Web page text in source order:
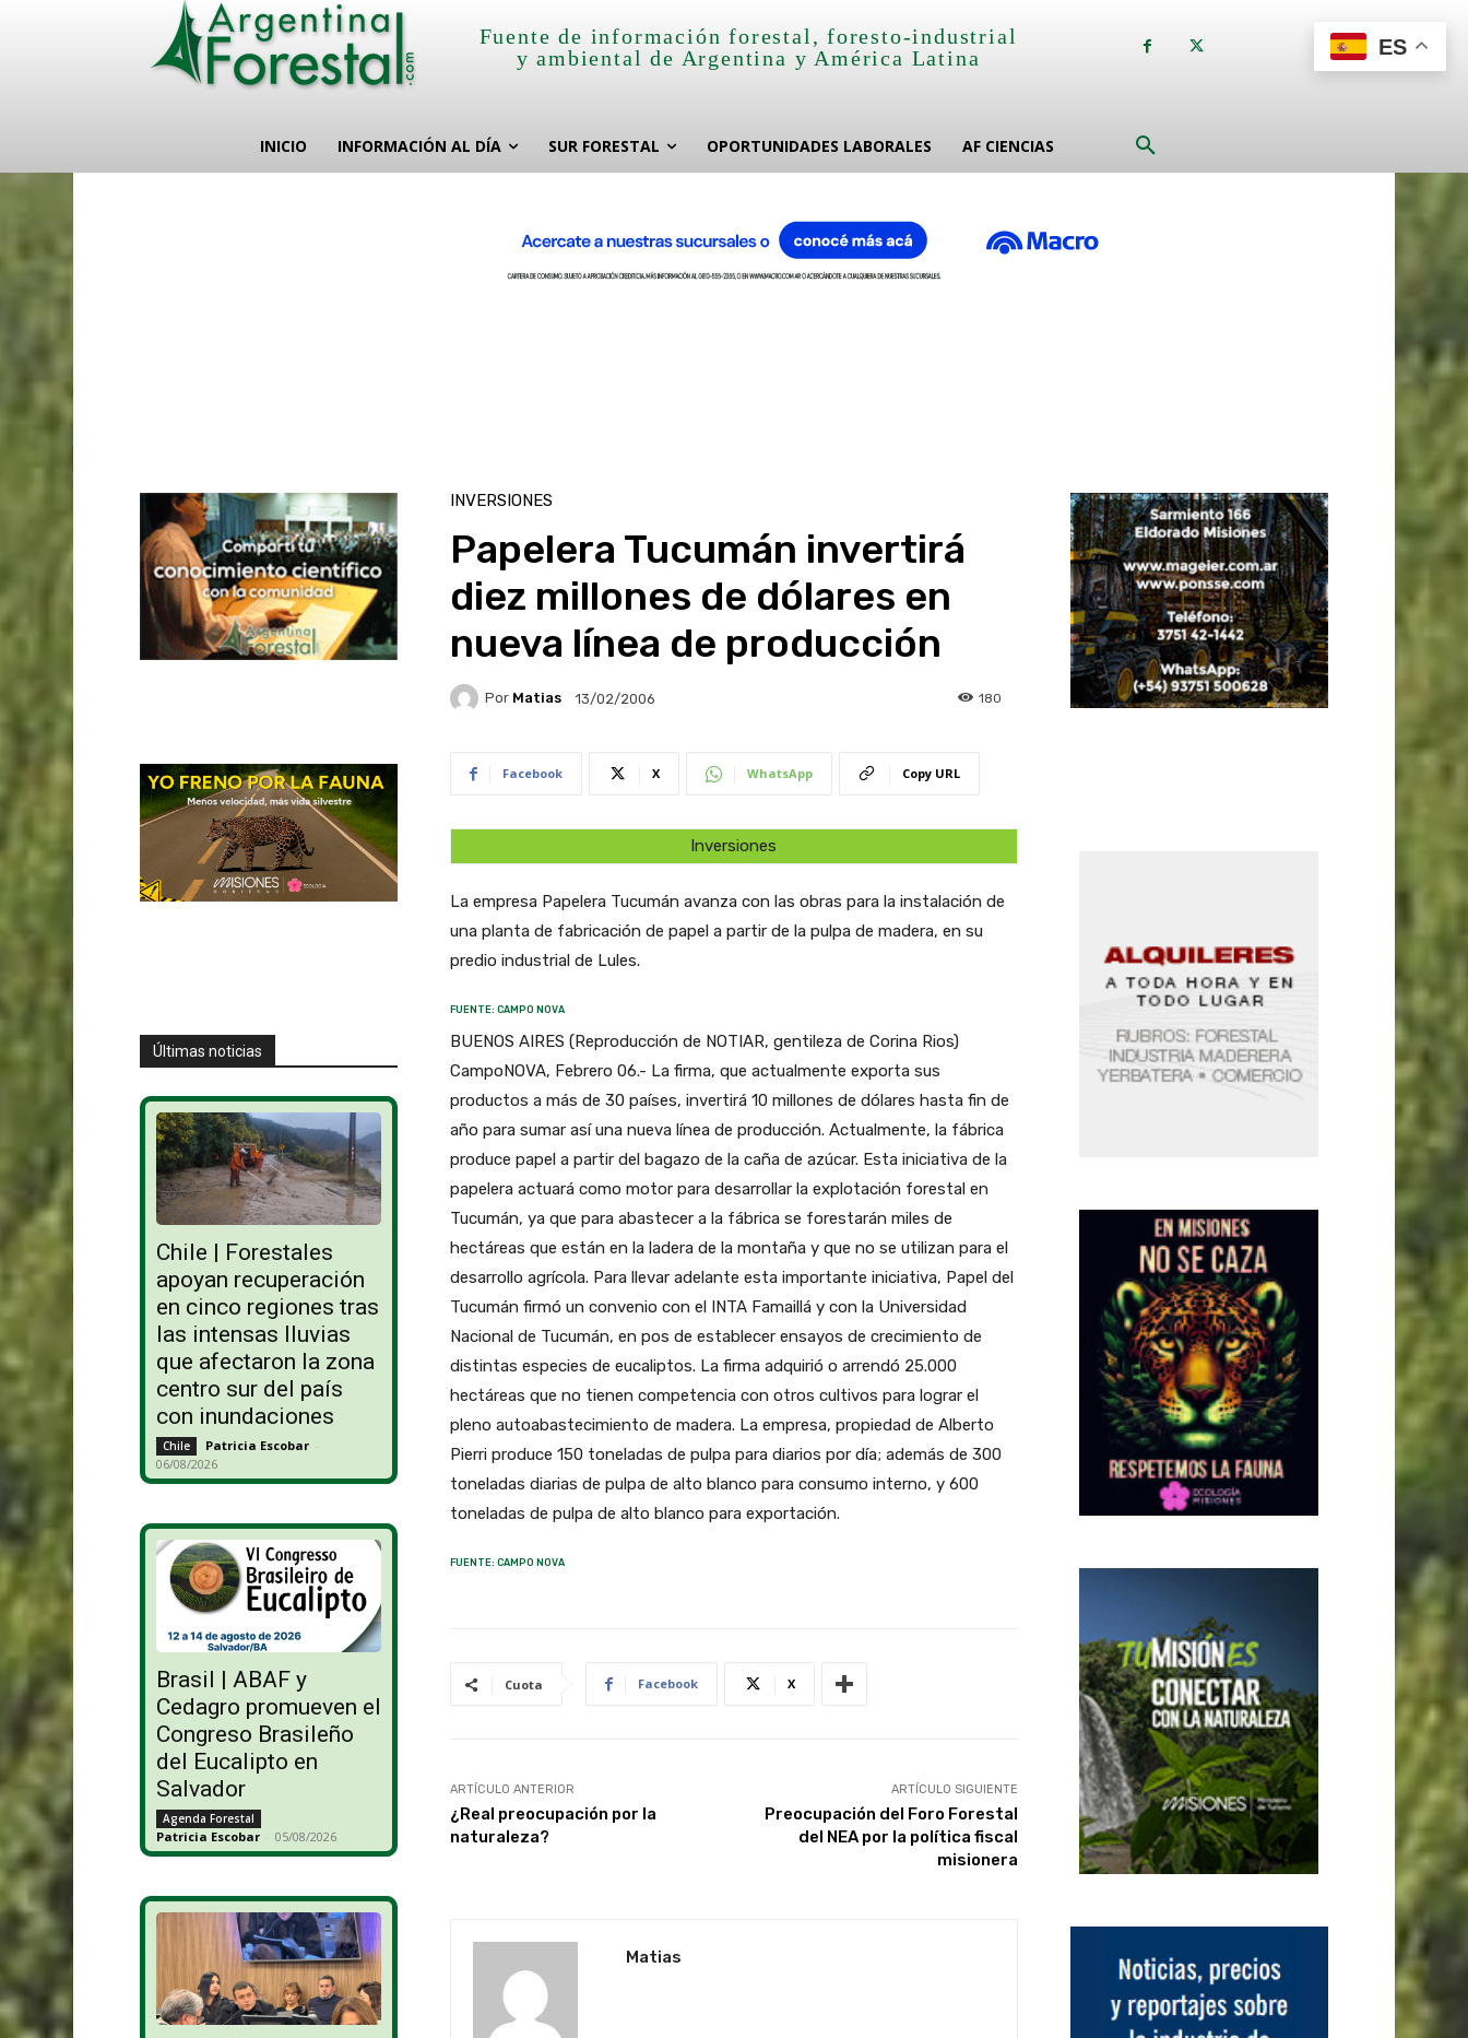
Fuente de información forestal, foresto-industrial
y ambiental de Argentina y América Latina
INICIO INFORMACIÓN AL DÍA SUR FORESTAL OPORTUNIDADES LABORALES AF CIENCIAS
Últimas noticias
Chile | Forestales
apoyan recuperación
en cinco regiones tras
las intensas lluvias
que afectaron la zona
centro sur del país
con inundaciones
Chile Patricia Escobar -
06/08/2026
Brasil | ABAF y
Cedagro promueven el
Congreso Brasileño
del Eucalipto en
Salvador
Agenda Forestal
Patricia Escobar - 05/08/2026
INVERSIONES
Papelera Tucumán invertirá
diez millones de dólares en
nueva línea de producción
Por Matias 13/02/2006 180
Facebook X WhatsApp Copy URL
Inversiones
La empresa Papelera Tucumán avanza con las obras para la instalación de
una planta de fabricación de papel a partir de la pulpa de madera, en su
predio industrial de Lules.
FUENTE: CAMPO NOVA
BUENOS AIRES (Reproducción de NOTIAR, gentileza de Corina Rios)
CampoNOVA, Febrero 06.- La firma, que actualmente exporta sus
productos a más de 30 países, invertirá 10 millones de dólares hasta fin de
año para sumar así una nueva línea de producción. Actualmente, la fábrica
produce papel a partir del bagazo de la caña de azúcar. Esta iniciativa de la
papelera actuará como motor para desarrollar la explotación forestal en
Tucumán, ya que para abastecer a la fábrica se forestarán miles de
hectáreas que están en la ladera de la montaña y que no se utilizan para el
desarrollo agrícola. Para llevar adelante esta importante iniciativa, Papel del
Tucumán firmó un convenio con el INTA Famaillá y con la Universidad
Nacional de Tucumán, en pos de establecer ensayos de crecimiento de
distintas especies de eucaliptos. La firma adquirió o arrendó 25.000
hectáreas que no tienen competencia con otros cultivos para lograr el
pleno autoabastecimiento de madera. La empresa, propiedad de Alberto
Pierri produce 150 toneladas de pulpa para diarios por día; además de 300
toneladas diarias de pulpa de alto blanco para consumo interno, y 600
toneladas de pulpa de alto blanco para exportación.
FUENTE: CAMPO NOVA
Cuota Facebook X
ARTÍCULO ANTERIOR
¿Real preocupación por la
naturaleza?
ARTÍCULO SIGUIENTE
Preocupación del Foro Forestal
del NEA por la política fiscal
misionera
Matias
ES